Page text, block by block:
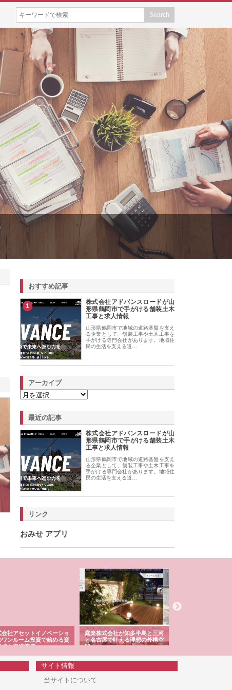
おすすめ記事
1
株式会社アドバンスロードが山
形県鶴岡市で手がける舗装土木
工事と求人情報
山形県鶴岡市で地域の道路基盤を支え
る企業として、舗装工事や土木工事を
手がける専門会社があります。地域住
民の生活を支える道…
アーカイブ
最近の記事
株式会社アドバンスロードが山
形県鶴岡市で手がける舗装土木
工事と求人情報
山形県鶴岡市で地域の道路基盤を支え
る企業として、舗装工事や土木工事を
手がける専門会社があります。地域住
民の生活を支える道…
リンク
おみせ アプリ
庭楽株式会社が知多半島と三河
と名古屋で叶える理想の外構空
間
株式会社ナツハラが建設と鋲螺
で滋賀の暮らしを支える理由
サイト情報
当サイトについて